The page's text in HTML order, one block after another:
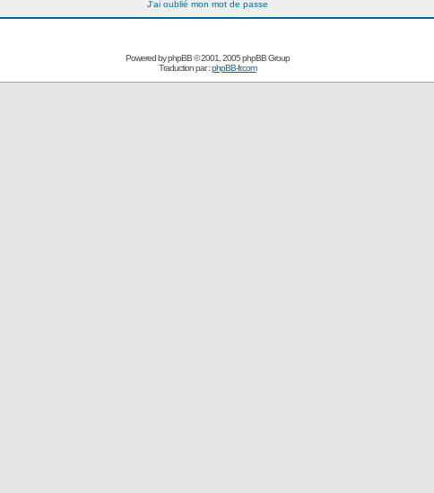
J'ai oublié mon mot de passe
Powered byphpBB© 2001, 2005 phpBB Group
Traduction par :phpBB-fr.com